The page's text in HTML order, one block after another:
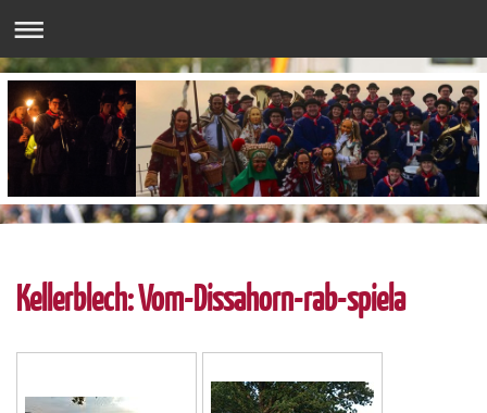
Kellerblech: Vom-Dissahorn-rab-spiela